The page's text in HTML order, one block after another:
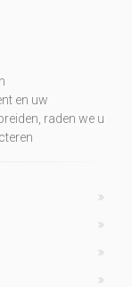
en uw
raden we u